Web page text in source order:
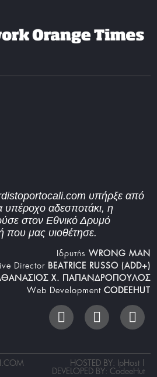
υπήρξε από
υπέροχο αδεσποτάκι, η
στον Εθνικό Δρυμό
που μας υιοθέτησε.
Iδρυτής WRONG MAN
Director BEATRICE RUSSO (ADD+)
Χ. ΠΑΠΑΝΔΡΟΠΟΥΛΟΣ
Web Development CODEEHUT
HOSTED BY: IpHost |
DEVELOPED BY: CodeeHut